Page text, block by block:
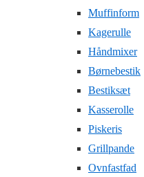
Muffinform
Kagerulle
Håndmixer
Børnebestik
Bestiksæt
Kasserolle
Piskeris
Grillpande
Ovnfastfad